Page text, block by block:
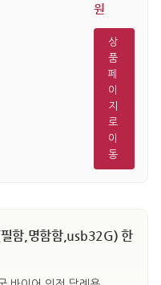
원
상
품
페
이
지
로
이
동
함,명함함,usb32G) 한